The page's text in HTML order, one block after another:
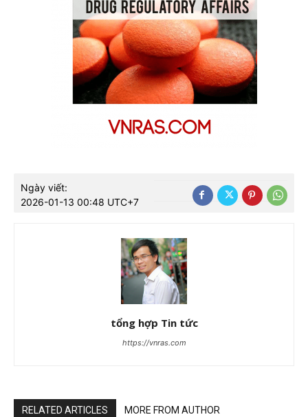
Ngày viết:
2026-01-13 00:48 UTC+7
tổng hợp Tin tức
https://vnras.com
RELATED ARTICLES MORE FROM AUTHOR